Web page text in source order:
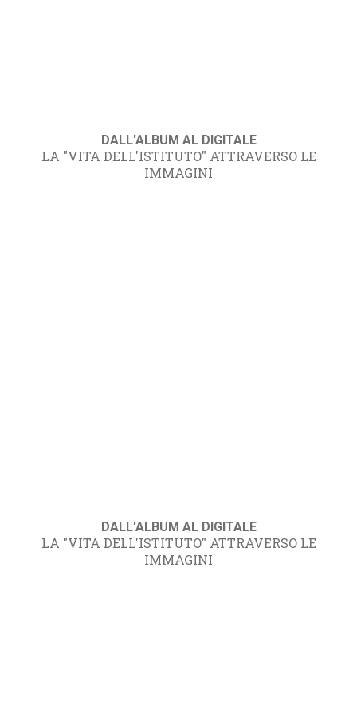
DALL'ALBUM AL DIGITALE
LA "VITA DELL'ISTITUTO" ATTRAVERSO LE
IMMAGINI
DALL'ALBUM AL DIGITALE
LA "VITA DELL'ISTITUTO" ATTRAVERSO LE
IMMAGINI